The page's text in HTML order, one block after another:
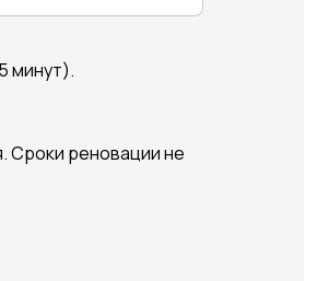
минут).
Сроки реновации не